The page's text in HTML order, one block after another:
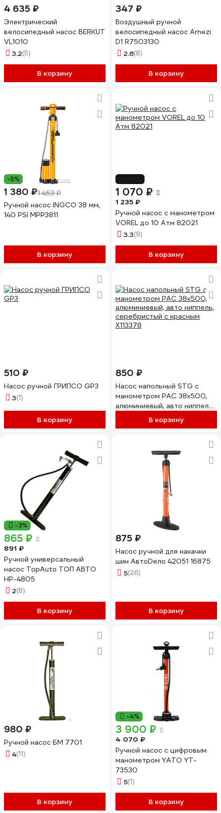
4 635 ₽
Электрический
велосипедный насос BERKUT
VL1010
3.2(5)
В корзину
347 ₽
Воздушный ручной
велосипедный насос Arnezi
D1 R7503130
2.8(8)
В корзину
-5%
1 380 ₽1 453 ₽
Ручной насос INGCO 38 мм,
140 PSI MPP3811
В корзину
1 070 ₽
1 235 ₽
Ручной насос с манометром
VOREL до 10 Атм 82021
3.3(9)
В корзину
510 ₽
Насос ручной ГРИПСО GP3
3(1)
В корзину
850 ₽
Насос напольный STG с
манометром PAC 38x500,
алюминиевый, авто ниппель,
серебристый с красным
В корзину
-3%
865 ₽
891 ₽
Ручной универсальный
насос TopAuto ТОП АВТО
НР-4805
2(8)
В корзину
875 ₽
Насос ручной для накачки
шин АвтоDело 42051 16875
5(26)
В корзину
980 ₽
Ручной насос БМ 7701
4(11)
В корзину
-4%
3 900 ₽
4 070 ₽
Ручной насос с цифровым
манометром YATO YT-
73530
5(1)
В корзину